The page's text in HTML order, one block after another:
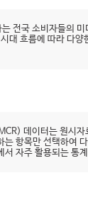
전국 소비자들의
대 흐름에 따라 다
데이터는 원시
항목만 선택하여
자주 활용되는 통